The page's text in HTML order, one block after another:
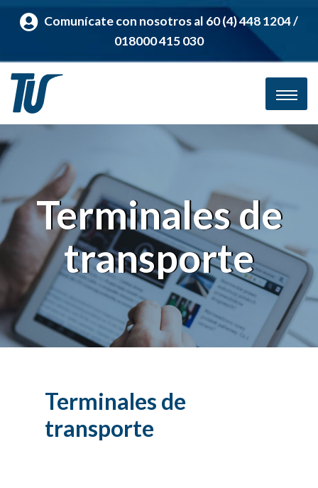
Comunícate con nosotros al 60 (4) 448 1204 /
018000 415 030
Terminales de
transporte
Terminales de
transporte